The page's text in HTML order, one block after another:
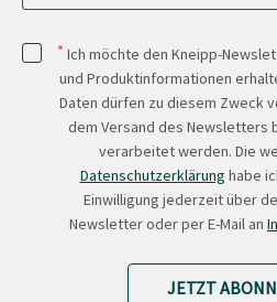
* Ich möchte den Kneipp-
und Produktinformationen
Daten dürfen zu diesem Zweck
dem Versand des Newsletters
verarbeitet werden. Die
Datenschutzerklärung habe
Einwilligung jederzeit über
Newsletter oder per E-Mail an
JETZT